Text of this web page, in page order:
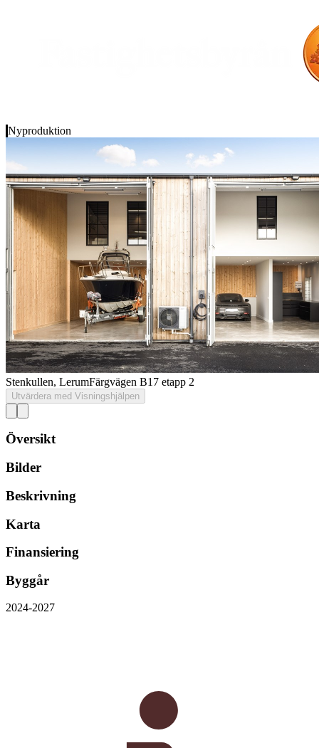
Nyproduktion
Stenkullen, LerumFärgvägen B17 etapp 2
Utvärdera med Visningshjälpen
Översikt
Bilder
Beskrivning
Karta
Finansiering
Byggår
2024-2027